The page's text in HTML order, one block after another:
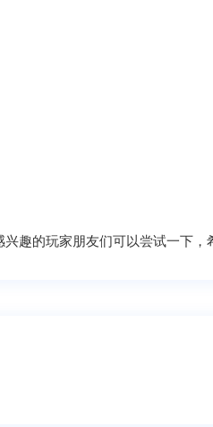
的玩家朋友们可以尝试一下，